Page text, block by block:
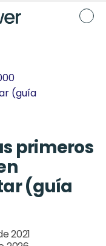
(guía
primeros
(guía
2021